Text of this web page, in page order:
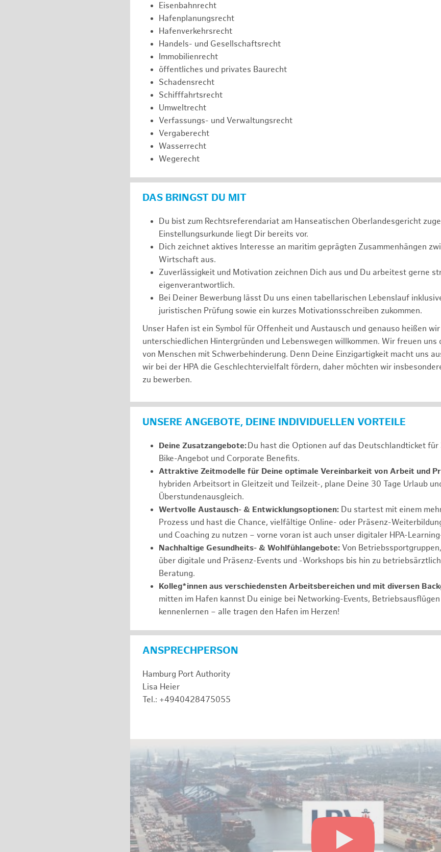
Eisenbahnrecht
Hafenplanungsrecht
Hafenverkehrsrecht
Handels- und Gesellschaftsrecht
Immobilienrecht
öffentliches und privates Baurecht
Schadensrecht
Schifffahrtsrecht
Umweltrecht
Verfassungs- und Verwaltungsrecht
Vergaberecht
Wasserrecht
Wegerecht
DAS BRINGST DU MIT
Du bist zum Rechtsreferendariat am Hanseatischen Oberlandesgericht
Einstellungsurkunde liegt Dir bereits vor.
Dich zeichnet aktives Interesse an maritim geprägten Zusammenhängen
Wirtschaft aus.
Zuverlässigkeit und Motivation zeichnen Dich aus und Du arbeitest gerne
eigenverantwortlich.
Bei Deiner Bewerbung lässt Du uns einen tabellarischen Lebenslauf
juristischen Prüfung sowie ein kurzes Motivationsschreiben zukommen.
Unser Hafen ist ein Symbol für Offenheit und Austausch und genauso heißen
unterschiedlichen Hintergründen und Lebenswegen willkommen. Wir freuen uns
von Menschen mit Schwerbehinderung. Denn Deine Einzigartigkeit macht uns
wir bei der HPA die Geschlechtervielfalt fördern, daher möchten wir
zu bewerben.
UNSERE ANGEBOTE, DEINE INDIVIDUELLEN VORTEILE
Deine Zusatzangebote:Du hast die Optionen auf das Deutschlandticket
Bike-Angebot und Corporate Benefits.
Attraktive Zeitmodelle für Deine optimale Vereinbarkeit von Arbeit und
hybriden Arbeitsort in Gleitzeit und Teilzeit-, plane Deine 30 Tage Urlaub
Überstundenausgleich.
Wertvolle Austausch- & Entwicklungsoptionen: Du startest mit einem
Prozess und hast die Chance, vielfältige Online- oder Präsenz-
und Coaching zu nutzen – vorne voran ist auch unser digitaler HPA-
Nachhaltige Gesundheits- & Wohlfühlangebote: Von
über digitale und Präsenz-Events und -Workshops bis hin zu
Beratung.
Kolleg*innen aus verschiedensten Arbeitsbereichen und mit diversen
mitten im Hafen kannst Du einige bei Networking-Events,
kennenlernen – alle tragen den Hafen im Herzen!
ANSPRECHPERSON
Hamburg Port Authority
Lisa Heier
Tel.: +4940428475055